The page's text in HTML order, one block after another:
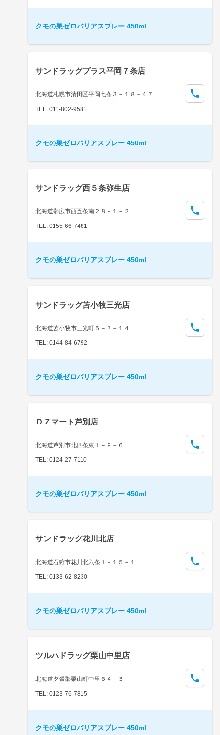
クモの巣ゼロバリアスプレー 450ml
サンドラッグプラス平岡７条店
北海道札幌市清田区平岡七条３－１８－４７
TEL: 011-802-9581
クモの巣ゼロバリアスプレー 450ml
サンドラッグ西５条弥生店
北海道帯広市西五条南２８－１－２
TEL: 0155-66-7481
クモの巣ゼロバリアスプレー 450ml
サンドラッグ苫小牧三光店
北海道苫小牧市三光町５－７－１４
TEL: 0144-84-6792
クモの巣ゼロバリアスプレー 450ml
ＤＺマート芦別店
北海道芦別市北四条東１－９－６
TEL: 0124-27-7110
クモの巣ゼロバリアスプレー 450ml
サンドラッグ花川北店
北海道石狩市花川北六条１－１５－１
TEL: 0133-62-8230
クモの巣ゼロバリアスプレー 450ml
ツルハドラッグ栗山中里店
北海道夕張郡栗山町中里６４－３
TEL: 0123-76-7815
クモの巣ゼロバリアスプレー 450ml